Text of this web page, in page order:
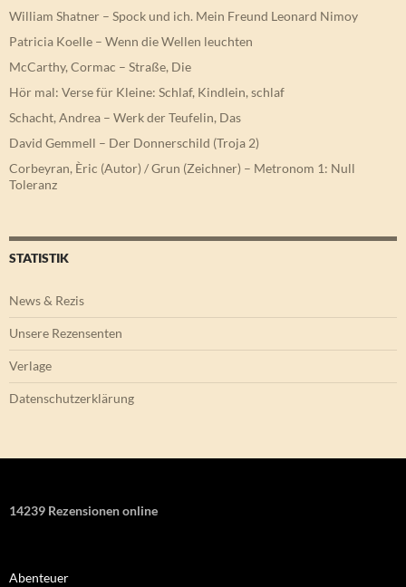
William Shatner – Spock und ich. Mein Freund Leonard Nimoy
Patricia Koelle – Wenn die Wellen leuchten
McCarthy, Cormac – Straße, Die
Hör mal: Verse für Kleine: Schlaf, Kindlein, schlaf
Schacht, Andrea – Werk der Teufelin, Das
David Gemmell – Der Donnerschild (Troja 2)
Corbeyran, Èric (Autor) / Grun (Zeichner) – Metronom 1: Null
Toleranz
STATISTIK
News & Rezis
Unsere Rezensenten
Verlage
Datenschutzerklärung
14239 Rezensionen online
Abenteuer